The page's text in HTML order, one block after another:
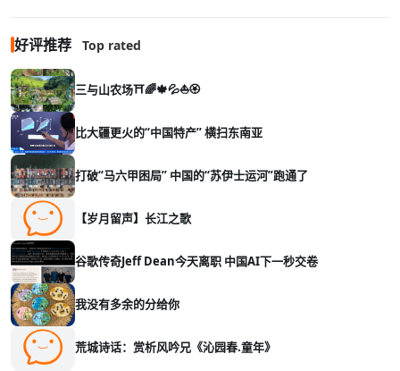
好评推荐 Top rated
三与山农场⛩️🌈🍁💦⛵🏵️
比大疆更火的“中国特产” 横扫东南亚
打破“马六甲困局” 中国的“苏伊士运河”跑通了
【岁月留声】长江之歌
谷歌传奇Jeff Dean今天离职 中国AI下一秒交卷
我没有多余的分给你
荒城诗话：赏析风吟兄《沁园春.童年》